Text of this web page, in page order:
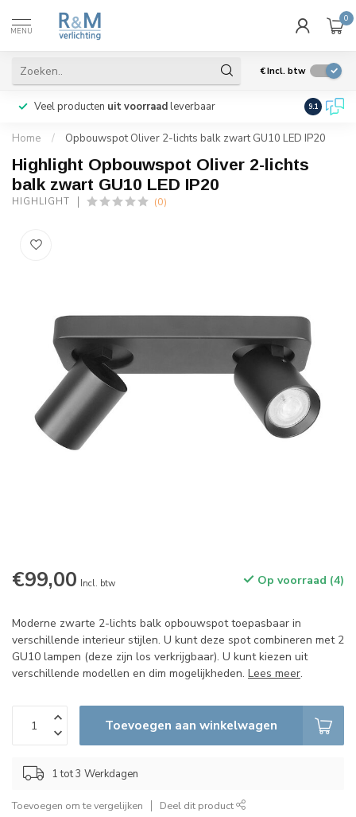
MENU
0
€Incl. btw
Veel producten uit voorraadleverbaar Wij
9.1
Home / Opbouwspot Oliver 2-lichts balk zwart GU10 LED IP20
Highlight Opbouwspot Oliver 2-lichts
balk zwart GU10 LED IP20
HIGHLIGHT (0)
€99,00 Incl. btw Op voorraad (4)
Moderne zwarte 2-lichts balk opbouwspot toepasbaar in
verschillende interieur stijlen. U kunt deze spot combineren met 2
GU10 lampen (deze zijn los verkrijgbaar). U kunt kiezen uit
verschillende modellen en dim mogelijkheden. Lees meer.
Toevoegen aan winkelwagen
1 tot 3 Werkdagen
Toevoegen om te vergelijken Deel dit product